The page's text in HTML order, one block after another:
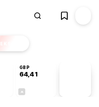
EKSTRA
GBP
64,41